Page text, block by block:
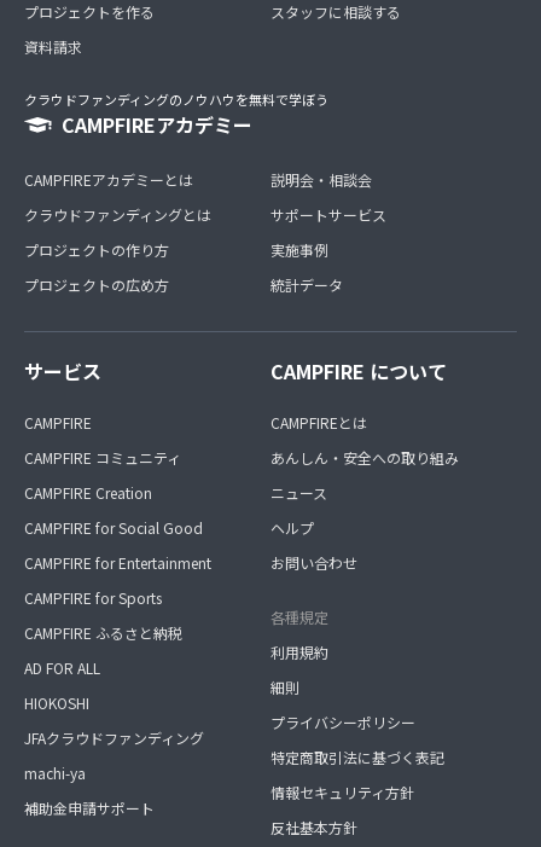
プロジェクトを作る
資料請求
スタッフに相談する
クラウドファンディングのノウハウを無料で学ぼう
CAMPFIREアカデミー
CAMPFIREアカデミーとは
クラウドファンディングとは
プロジェクトの作り方
プロジェクトの広め方
説明会・相談会
サポートサービス
実施事例
統計データ
サービス
CAMPFIRE
CAMPFIRE コミュニティ
CAMPFIRE Creation
CAMPFIRE for Social Good
CAMPFIRE for Entertainment
CAMPFIRE for Sports
CAMPFIRE ふるさと納税
AD FOR ALL
HIOKOSHI
JFAクラウドファンディング
machi-ya
補助金申請サポート
CAMPFIRE について
CAMPFIREとは
あんしん・安全への取り組み
ニュース
ヘルプ
お問い合わせ
各種規定
利用規約
細則
プライバシーポリシー
特定商取引法に基づく表記
情報セキュリティ方針
反社基本方針